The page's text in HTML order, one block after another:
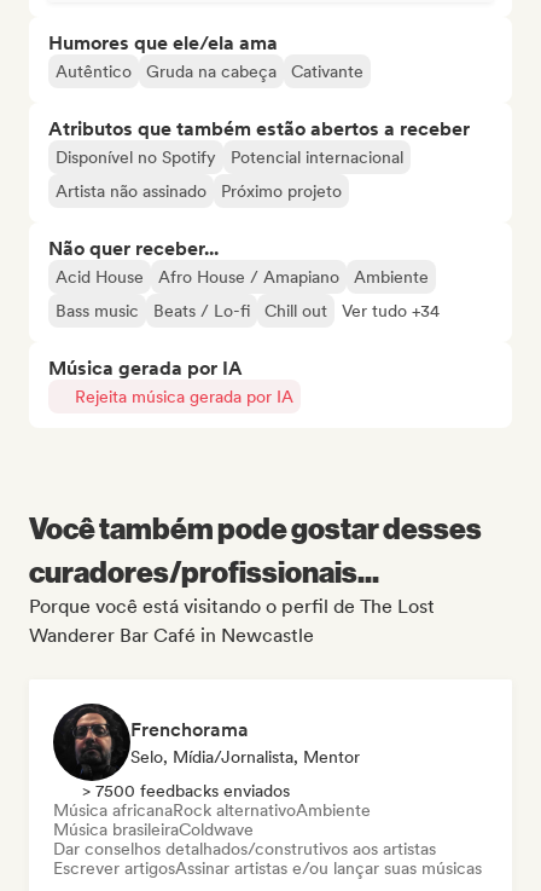
Humores que ele/ela ama
Autêntico Gruda na cabeça Cativante
Atributos que também estão abertos a receber
Disponível no Spotify
Potencial internacional
Artista não assinado
Próximo projeto
Não quer receber...
Acid House Afro House / Amapiano
Ambiente
Bass music
Beats / Lo-fi Chill out Ver tudo +34
Música gerada por IA
Rejeita música gerada por IA
Você também pode gostar desses
curadores/profissionais...
Porque você está visitando o perfil de The Lost
Wanderer Bar Café in Newcastle
Frenchorama
Selo, Mídia/Jornalista, Mentor
> 7500 feedbacks enviados
Música africanaRock alternativoAmbiente
Música brasileiraColdwave
Dar conselhos detalhados/construtivos aos artistas
Escrever artigosAssinar artistas e/ou lançar suas músicas